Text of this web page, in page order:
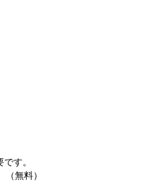
す。
無料）